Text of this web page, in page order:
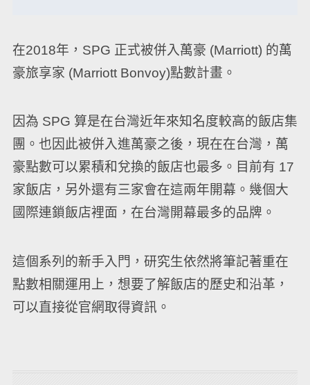
在2018年，SPG 正式被併入萬豪 (Marriott) 的萬
豪旅享家 (Marriott Bonvoy)點數計畫。
因為 SPG 算是在台灣近年來知名度較高的飯店集
團。也因此被併入進萬豪之後，現在在台灣，萬
豪點數可以累積和兌換的飯店也最多。目前有 17
家飯店，另外還有三家會在這兩年開幕。幾個大
國際連鎖飯店裡面，在台灣開幕最多的品牌。
這個系列的新手入門，研究生依然將筆記著重在
點數相關運用上，想要了解飯店的歷史和沿革，
可以直接從官網取得資訊。